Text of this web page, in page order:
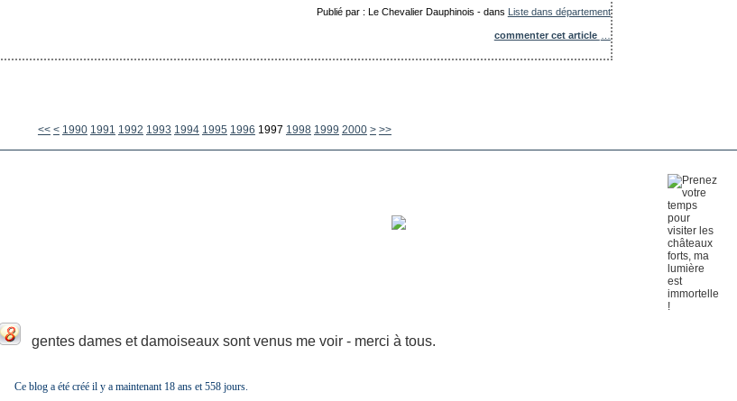
Publié par : Le Chevalier Dauphinois -dans Liste dans département
commenter cet article
<< < 1900
1910
1920
1930
1940
1950
1960
1970
1980
1990 1991 1992 1993 1994 1995 1996 1997 1998 1999 2000 2100
2200
2300
2400
2500
2600
2700
2800
2900
3000
3100
3200
3300
3400
3500
3600
3700
3800
3900
4000
4100
4200
4300
4400
4500
4600
4700
4800
4900
5000
5100
5200
5300
5400
5500
5600
> >>
gentes dames et damoiseaux sont venus me voir - merci à tous.
Ce blog a été créé il y a maintenant 18 ans et558 jours.